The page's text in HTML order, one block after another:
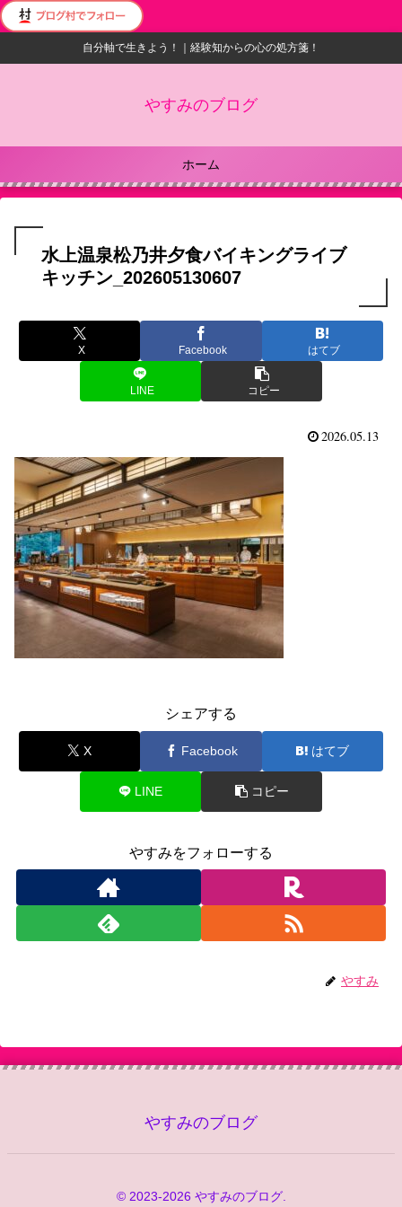
自分軸で生きよう！｜経験知からの心の処方箋！
やすみのブログ
ホーム
水上温泉松乃井夕食バイキングライブ
キッチン_202605130607
X Facebook はてブ
LINE コピー
2026.05.13
シェアする
X Facebook はてブ
LINE コピー
やすみをフォローする
やすみ
やすみのブログ
© 2023-2026 やすみのブログ.